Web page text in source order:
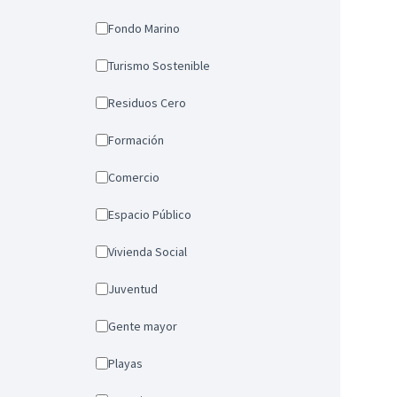
Fondo Marino
Turismo Sostenible
Residuos Cero
Formación
Comercio
Espacio Público
Vivienda Social
Juventud
Gente mayor
Playas